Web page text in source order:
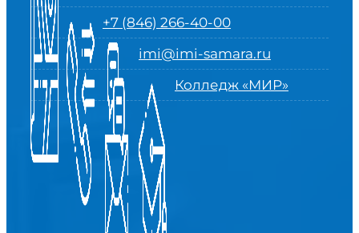
+7 (846) 266-40-00
imi@imi-samara.ru
Колледж «МИР»